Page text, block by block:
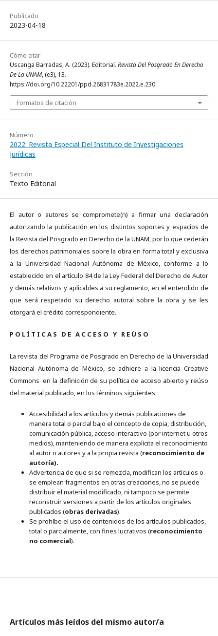
Publicado
2023-04-18
Cómo citar
Uscanga Barradas, A. (2023). Editorial. Revista Del Posgrado En Derecho
De La UNAM, (e3), 13.
https://doi.org/10.22201/ppd.26831783e.2022.e.230
Formatos de citación
Número
2022: Revista Especial Del Instituto de Investigaciones
Jurídicas
Sección
Texto Editorial
El autor o autores se compromete(n) a firmar una declaración
autorizando la publicación en los distintos soportes y espacios de
la Revista del Posgrado en Derecho de la UNAM, por lo que cederán
los derechos patrimoniales sobre la obra en forma total y exclusiva
a la Universidad Nacional Autónoma de México, conforme a lo
establecido en el artículo 84 de la Ley Federal del Derecho de Autor
y demás relativos y aplicables a su reglamento, en el entendido de
que será respetado su derecho autoral sobre la obra y se les
otorgará el crédito correspondiente.
P O L Í T I C A S D E A C C E S O Y R E Ú S O
La revista del Programa de Posgrado en Derecho de la Universidad
Nacional Autónoma de México, se adhiere a la licencia Creative
Commons en la definición de su política de acceso abierto y reúso
del material publicado, en los términos siguientes:
Accesibilidad a los artículos y demás publicaciones de
manera total o parcial bajo el concepto de copia, distribución,
comunicación pública, acceso interactivo (por internet u otros
medios), manteniendo de manera explícita el reconocimiento
al autor o autores y a la propia revista (reconocimiento de
autoría).
Advertencia de que si se remezcla, modifican los artículos o
se emplean fragmentos en otras creaciones, no se puede
distribuir el material modificado, ni tampoco se permite
reconstruir versiones a partir de los artículos originales
publicados (obras derivadas).
Se prohíbe el uso de contenidos de los artículos publicados,
total o parcialmente, con fines lucrativos (reconocimiento
no comercial).
Artículos más leídos del mismo autor/a